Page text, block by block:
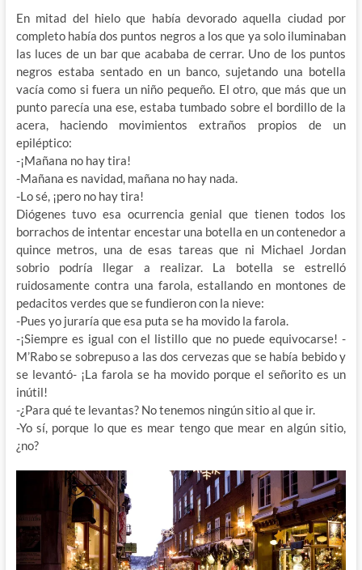
En mitad del hielo que había devorado aquella ciudad por
completo había dos puntos negros a los que ya solo iluminaban
las luces de un bar que acababa de cerrar. Uno de los puntos
negros estaba sentado en un banco, sujetando una botella
vacía como si fuera un niño pequeño. El otro, que más que un
punto parecía una ese, estaba tumbado sobre el bordillo de la
acera, haciendo movimientos extraños propios de un
epiléptico:
-¡Mañana no hay tira!
-Mañana es navidad, mañana no hay nada.
-Lo sé, ¡pero no hay tira!
Diógenes tuvo esa ocurrencia genial que tienen todos los
borrachos de intentar encestar una botella en un contenedor a
quince metros, una de esas tareas que ni Michael Jordan
sobrio podría llegar a realizar. La botella se estrelló
ruidosamente contra una farola, estallando en montones de
pedacitos verdes que se fundieron con la nieve:
-Pues yo juraría que esa puta se ha movido la farola.
-¡Siempre es igual con el listillo que no puede equivocarse! -
M’Rabo se sobrepuso a las dos cervezas que se había bebido y
se levantó- ¡La farola se ha movido porque el señorito es un
inútil!
-¿Para qué te levantas? No tenemos ningún sitio al que ir.
-Yo sí, porque lo que es mear tengo que mear en algún sitio,
¿no?